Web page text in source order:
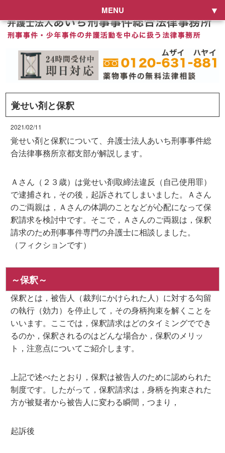
MENU
覚せい剤と保釈
2021/02/11
覚せい剤と保釈について、弁護士法人あいち刑事事件総
合法律事務所京都支部が解説します。
Ａさん（２３歳）は覚せい剤取締法違反（自己使用罪）
で逮捕され，その後，起訴されてしまいました。Ａさん
のご両親は，Ａさんの体調のことなどが心配になって保
釈請求を検討中です。そこで，Ａさんのご両親は，保釈
請求のため刑事事件専門の弁護士に相談しました。
（フィクションです）
～保釈～
保釈とは，被告人（裁判にかけられた人）に対する勾留
の執行（効力）を停止して，その身柄拘束を解くことを
いいます。ここでは，保釈請求はどのタイミングででき
るのか，保釈されるのはどんな場合か，保釈のメリッ
ト，注意点についてご紹介します。
上記で述べたとおり，保釈は被告人のために認められた
制度です。したがって，保釈請求は，身柄を拘束された
方が被疑者から被告人に変わる瞬間，つまり，
起訴後